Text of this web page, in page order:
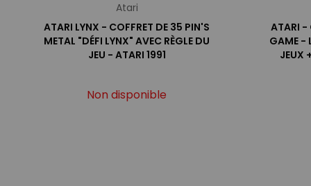
Atari
ATARI LYNX - COFFRET DE 35 PIN'S
METAL "DÉFI LYNX" AVEC RÈGLE DU
JEU - ATARI 1991
Non disponible
ATARI -
GAME -
JEUX